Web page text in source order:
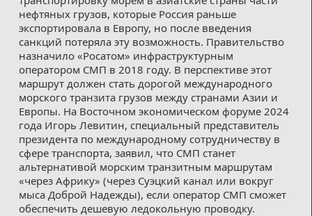
нефтяных грузов, которые Россия раньше
экспортировала в Европу, но после введения
санкций потеряла эту возможность. Правительство
назначило «Росатом» инфраструктурным
оператором СМП в 2018 году. В перспективе этот
маршрут должен стать дорогой международного
морского транзита грузов между странами Азии и
Европы. На Восточном экономическом форуме 2024
года Игорь Левитин, специальный представитель
президента по международному сотрудничеству в
сфере транспорта, заявил, что СМП станет
альтернативой морским транзитным маршрутам
«через Африку» (через Суэцкий канал или вокруг
мыса Доброй Надежды), если оператор СМП сможет
обеспечить дешевую ледокольную проводку.